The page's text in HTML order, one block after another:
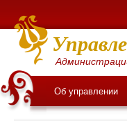
Об управлении